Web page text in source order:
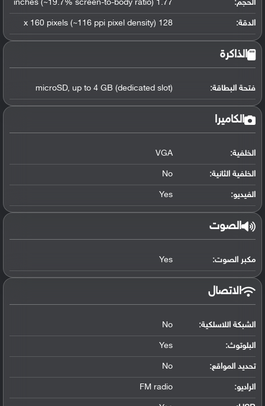
الحجم: 1.77 inches (~19.7% screen-to-body ratio)
الدقة: 128 x 160 pixels (~116 ppi pixel density)
الذاكرة
فتحة البطاقة: microSD, up to 4 GB (dedicated slot)
الكاميرا
الخلفية: VGA
الخلفية الثانية: No
الفيديو: Yes
الصوت
مكبر الصوت: Yes
الاتصال
الشبكة اللاسلكية: No
البلوتوث:
Yes
تحديد المواقع:
No
الراديو: FM radio